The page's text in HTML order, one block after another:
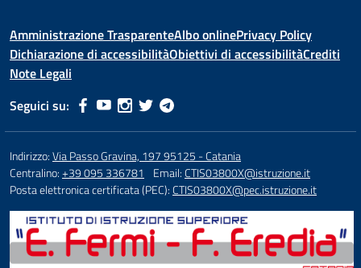
Amministrazione TrasparenteAlbo onlinePrivacy Policy
Dichiarazione di accessibilitàObiettivi di accessibilitàCrediti
Note Legali
Seguici su:
Indirizzo:Via Passo Gravina, 197 95125 - Catania
Centralino:+39 095 336781 Email:CTIS03800X@istruzione.it
Posta elettronica certificata (PEC):CTIS03800X@pec.istruzione.it